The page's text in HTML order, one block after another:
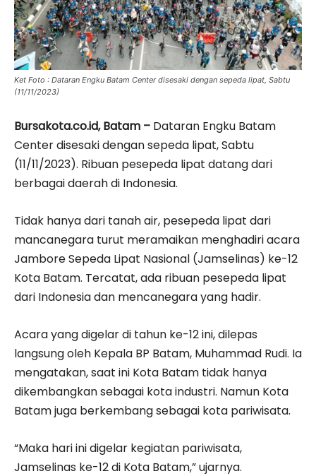
Ket Foto : Dataran Engku Batam Center disesaki dengan sepeda lipat, Sabtu
(11/11/2023)
Bursakota.co.id, Batam – Dataran Engku Batam
Center disesaki dengan sepeda lipat, Sabtu
(11/11/2023). Ribuan pesepeda lipat datang dari
berbagai daerah di Indonesia.
Tidak hanya dari tanah air, pesepeda lipat dari
mancanegara turut meramaikan menghadiri acara
Jambore Sepeda Lipat Nasional (Jamselinas) ke-12
Kota Batam. Tercatat, ada ribuan pesepeda lipat
dari Indonesia dan mencanegara yang hadir.
Acara yang digelar di tahun ke-12 ini, dilepas
langsung oleh Kepala BP Batam, Muhammad Rudi. Ia
mengatakan, saat ini Kota Batam tidak hanya
dikembangkan sebagai kota industri. Namun Kota
Batam juga berkembang sebagai kota pariwisata.
“Maka hari ini digelar kegiatan pariwisata,
Jamselinas ke-12 di Kota Batam,” ujarnya.